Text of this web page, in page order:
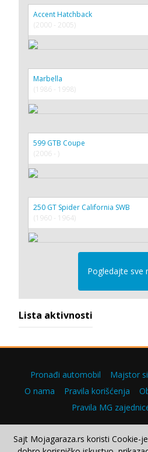
Accent Hatchback
(2000 - 2005)
Marbella
(1986 - 1998)
599 GTB Coupe
(2006 - )
250 GT Spider California SWB
(1960 - 1964)
Pogledajte sve
Lista aktivnosti
Pronađi automobil Majstor
O nama
Pravila korišćenja
Pravila MG
Sajt Mojagaraza.rs koristi Cookie-